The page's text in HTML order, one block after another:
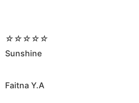
☆☆☆☆☆
Sunshine
Faitna Y.A